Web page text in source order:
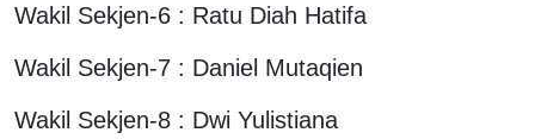
Wakil Sekjen-6 : Ratu Diah Hatifa
Wakil Sekjen-7 : Daniel Mutaqien
Wakil Sekjen-8 : Dwi Yulistiana